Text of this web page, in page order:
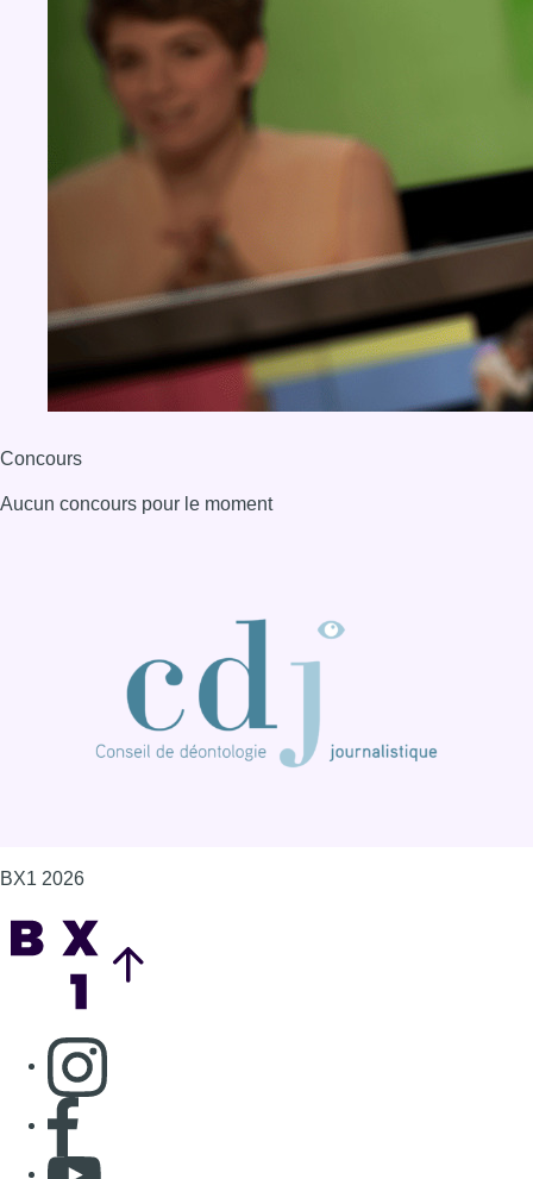
Concours
Aucun concours pour le moment
BX1 2026
Consulter page Instagram
Consulter page Facebook
Consulter Youtube